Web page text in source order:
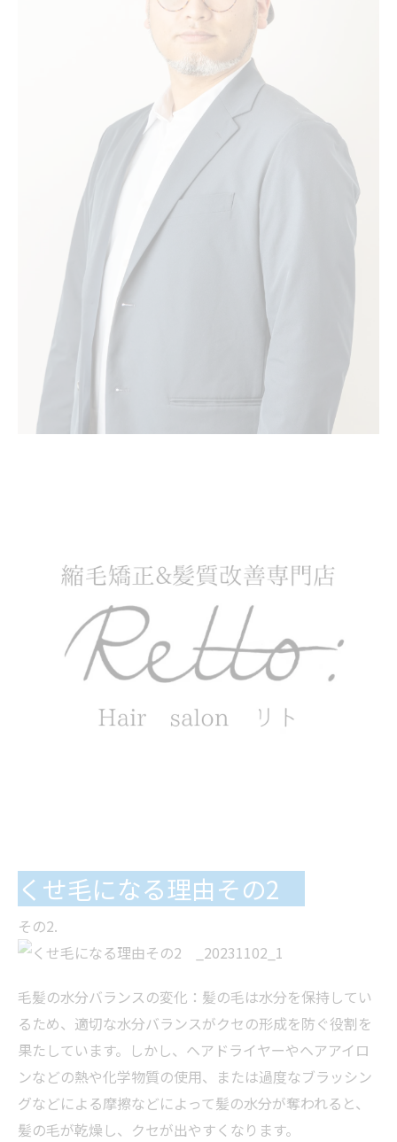
くせ毛になる理由その2
その2.
毛髪の水分バランスの変化：髪の毛は水分を保持してい
るため、適切な水分バランスがクセの形成を防ぐ役割を
果たしています。しかし、ヘアドライヤーやヘアアイロ
ンなどの熱や化学物質の使用、または過度なブラッシン
グなどによる摩擦などによって髪の水分が奪われると、
髪の毛が乾燥し、クセが出やすくなります。